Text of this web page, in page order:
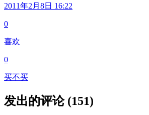
2011年2月8日 16:22
0
喜欢
0
买不买
发出的评论 (151)